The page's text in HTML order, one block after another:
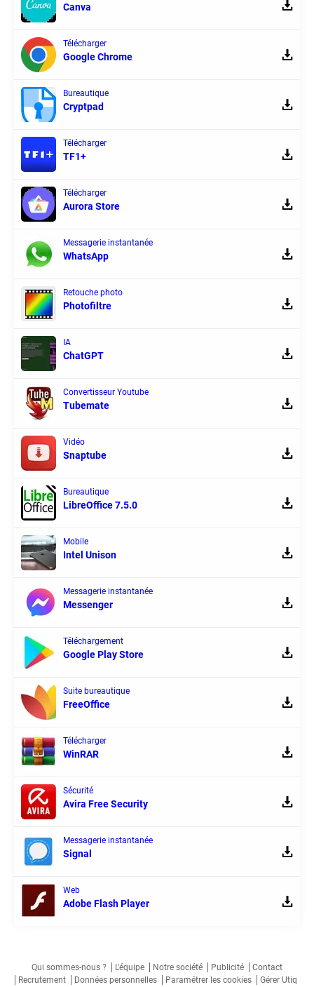
Canva
Télécharger
Google Chrome
Bureautique
Cryptpad
Télécharger
TF1+
Télécharger
Aurora Store
Messagerie instantanée
WhatsApp
Retouche photo
Photofiltre
IA
ChatGPT
Convertisseur Youtube
Tubemate
Vidéo
Snaptube
Bureautique
LibreOffice 7.5.0
Mobile
Intel Unison
Messagerie instantanée
Messenger
Téléchargement
Google Play Store
Suite bureautique
FreeOffice
Télécharger
WinRAR
Sécurité
Avira Free Security
Messagerie instantanée
Signal
Web
Adobe Flash Player
Qui sommes-nous ? L'équipe Notre société Publicité
Contact
Recrutement
Données personnelles Paramétrer les cookies Gérer Utiq